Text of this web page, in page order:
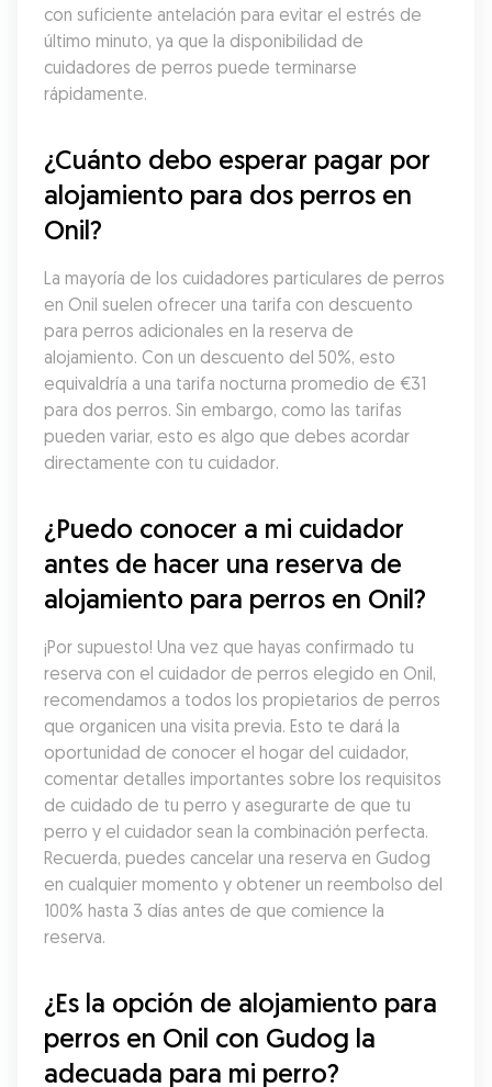
con suficiente antelación para evitar el estrés de
último minuto, ya que la disponibilidad de
cuidadores de perros puede terminarse
rápidamente.
¿Cuánto debo esperar pagar por
alojamiento para dos perros en
Onil?
La mayoría de los cuidadores particulares de perros
en Onil suelen ofrecer una tarifa con descuento
para perros adicionales en la reserva de
alojamiento. Con un descuento del 50%, esto
equivaldría a una tarifa nocturna promedio de €31
para dos perros. Sin embargo, como las tarifas
pueden variar, esto es algo que debes acordar
directamente con tu cuidador.
¿Puedo conocer a mi cuidador
antes de hacer una reserva de
alojamiento para perros en Onil?
¡Por supuesto! Una vez que hayas confirmado tu
reserva con el cuidador de perros elegido en Onil,
recomendamos a todos los propietarios de perros
que organicen una visita previa. Esto te dará la
oportunidad de conocer el hogar del cuidador,
comentar detalles importantes sobre los requisitos
de cuidado de tu perro y asegurarte de que tu
perro y el cuidador sean la combinación perfecta.
Recuerda, puedes cancelar una reserva en Gudog
en cualquier momento y obtener un reembolso del
100% hasta 3 días antes de que comience la
reserva.
¿Es la opción de alojamiento para
perros en Onil con Gudog la
adecuada para mi perro?